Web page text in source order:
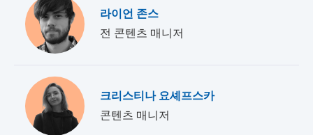
라이언 존스
전 콘텐츠 매니저
크리스티나 요셰프스카
콘텐츠 매니저